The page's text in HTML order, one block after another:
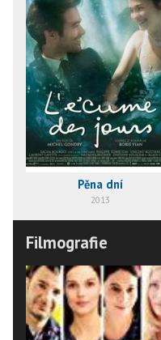
Pěna dní
2013
Filmografie